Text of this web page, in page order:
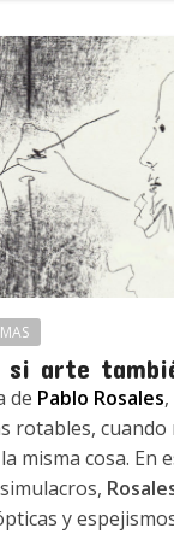
si arte
de Pablo Rosales,
rotables, cuando
misma cosa. En
y